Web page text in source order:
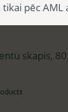
skapis,
pēc